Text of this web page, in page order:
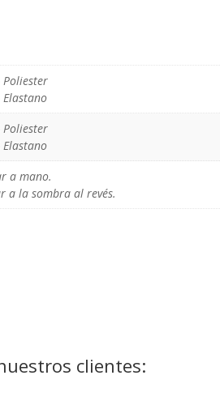
Poliester
Elastano
Poliester
Elastano
a mano.
a la sombra al revés.
clientes: